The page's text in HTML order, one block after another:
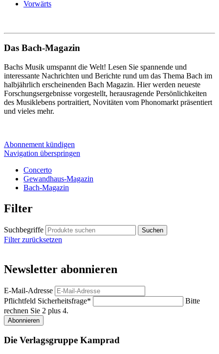
Vorwärts
Das Bach-Magazin
Bachs Musik umspannt die Welt! Lesen Sie spannende und
interessante Nachrichten und Berichte rund um das Thema Bach im
halbjährlich erscheinenden Bach Magazin. Hier werden neueste
Forschungsergebnisse vorgestellt, herausragende Persönlichkeiten
des Musiklebens portraitiert, Novitäten vom Phonomarkt präsentiert
und vieles mehr.
Abonnement kündigen
Navigation überspringen
Concerto
Gewandhaus-Magazin
Bach-Magazin
Filter
Suchbegriffe
Filter zurücksetzen
Newsletter abonnieren
E-Mail-Adresse
Pflichtfeld Sicherheitsfrage*
Bitte
rechnen Sie 2 plus 4.
Abonnieren
Die Verlagsgruppe Kamprad